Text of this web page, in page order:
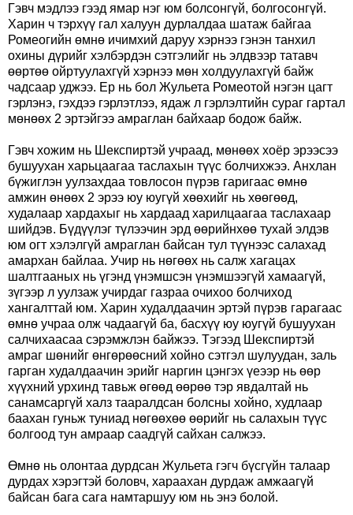
Гэвч мэдлээ гээд ямар нэг юм болсонгүй, болгосонгүй.
Харин ч тэрхүү гал халуун дурлалдаа шатаж байгаа
Ромеогийн өмнө ичимхий даруу хэрнээ гэнэн танхил
охины дүрийг хэлбэрдэн сэтгэлийг нь элдвээр татавч
өөртөө ойртуулахгүй хэрнээ мөн холдуулахгүй байж
чадсаар уджээ. Ер нь бол Жульета Ромеотой нэгэн цагт
гэрлэнэ, гэхдээ гэрлэтлээ, ядаж л гэрлэлтийн сураг гартал
мөнөөх 2 эртэйгээ амраглан байхаар бодож байж.
Гэвч хожим нь Шекспиртэй учраад, мөнөөх хоёр эрээсээ
бушуухан харьцаагаа таслахын түүс болчихжээ. Анхлан
бүжиглэн уулзахдаа товлосон пүрэв гаригаас өмнө
амжин өнөөх 2 эрээ юу юугүй хөөхийг нь хөөгөөд,
худалаар хардахыг нь хардаад харилцаагаа таслахаар
шийдэв. Бүдүүлэг түлээчин эрд өөрийнхөө тухай элдэв
юм огт хэлэлгүй амраглан байсан тул түүнээс салахад
амархан байлаа. Учир нь нөгөөх нь салж хагацах
шалтгааных нь үгэнд үнэмшсэн үнэмшээгүй хамаагүй,
зүгээр л уулзаж учирдаг газраа очихоо болчиход
хангалттай юм. Харин худалдаачин эртэй пүрэв гарагаас
өмнө учраа олж чадаагүй ба, басхүү юу юугүй бушуухан
салчихаасаа сэрэмжлэн байжээ. Тэгээд Шекспиртэй
амраг шөнийг өнгөрөөсний хойно сэтгэл шулуудан, заль
гарган худалдаачин эрийг наргин цэнгэх үеээр нь өөр
хүүхний урхинд тавьж өгөөд өөрөө тэр явдалтай нь
санамсаргүй халз тааралдсан болсны хойно, худлаар
баахан гуньж туниад нөгөөхөө өөрийг нь салахын түүс
болгоод тун амраар саадгүй сайхан салжээ.
Өмнө нь олонтаа дурдсан Жульета гэгч бүсгүйн талаар
дурдах хэрэгтэй боловч, хараахан дурдаж амжаагүй
байсан бага сага намтаршуу юм нь энэ болой.